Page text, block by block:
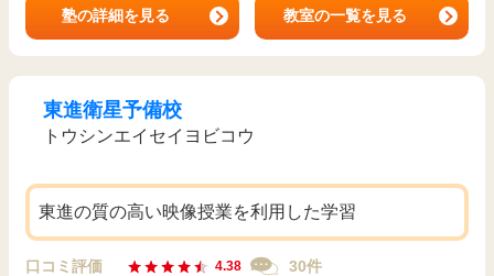
塾の詳細を見る 教室の一覧を見る
東進衛星予備校
トウシンエイセイヨビコウ
東進の質の高い映像授業を利用した学習
口コミ評価 4.38 30件